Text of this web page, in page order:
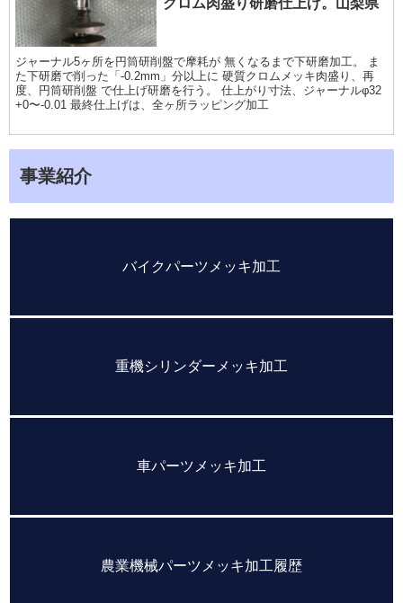
ジャーナル5ヶ所を円筒研削盤で摩耗が 無くなるまで下研磨加工。 ま
た下研磨で削った「-0.2mm」分以上に 硬質クロムメッキ肉盛り、再
度、円筒研削盤 で仕上げ研磨を行う。 仕上がり寸法、ジャーナルφ32
+0〜-0.01 最終仕上げは、全ヶ所ラッピング加工
事業紹介
バイクパーツメッキ加工
重機シリンダーメッキ加工
車パーツメッキ加工
農業機械パーツメッキ加工履歴